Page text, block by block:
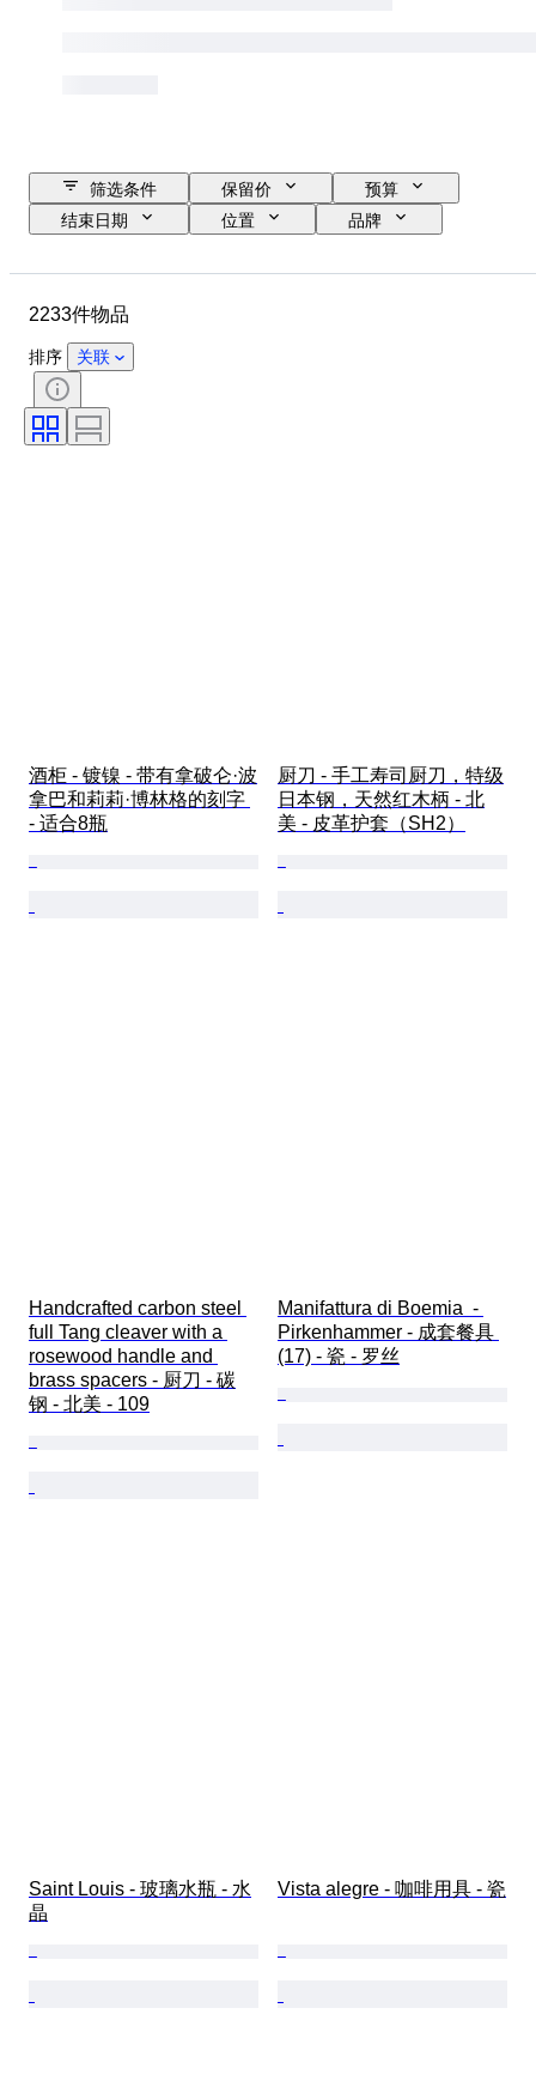
筛选条件 保留价
预算
结束日期
位置
品牌
签名
时代
艺术家
出售者
2233件物品
排序 关联
酒柜 - 镀镍 - 带有拿破仑·波
拿巴和莉莉·博林格的刻字
- 适合8瓶
厨刀 - 手工寿司厨刀，特级
日本钢，天然红木柄 - 北
美 - 皮革护套（SH2）
Handcrafted carbon steel
full Tang cleaver with a
rosewood handle and
brass spacers - 厨刀 - 碳
钢 - 北美 - 109
Manifattura di Boemia  -
Pirkenhammer - 成套餐具
(17) - 瓷 - 罗丝
Saint Louis - 玻璃水瓶 - 水
晶
Vista alegre - 咖啡用具 - 瓷